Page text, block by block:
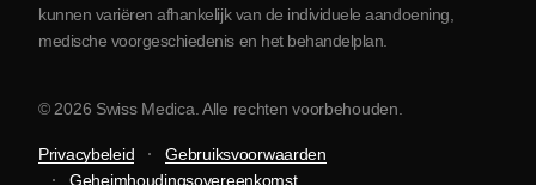
kunnen variëren afhankelijk van de individuele aandoening,
medische voorgeschiedenis en het behandelplan.
© 2026 Swiss Medica. Alle rechten voorbehouden.
Privacybeleid
Gebruiksvoorwaarden
Geheimhoudingsovereenkomst